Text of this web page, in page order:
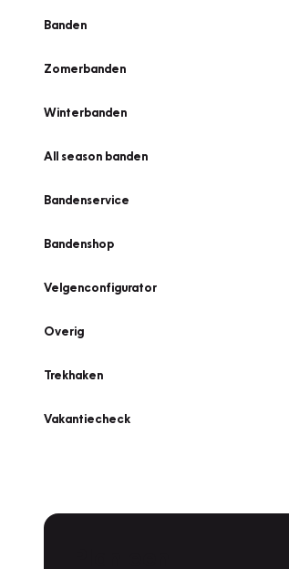
Banden
Zomerbanden
Winterbanden
All season banden
Bandenservice
Bandenshop
Velgenconfigurator
Overig
Trekhaken
Vakantiecheck